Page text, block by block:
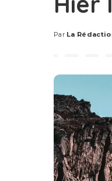
Posted
Par La